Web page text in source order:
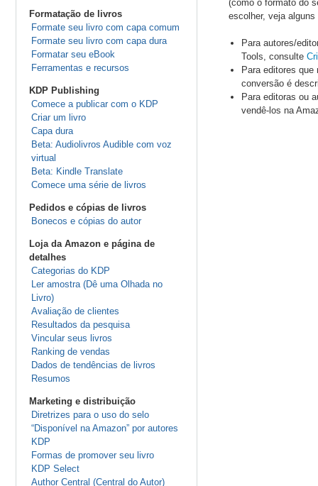
Formatação de livros
Formate seu livro com capa comum
Formate seu livro com capa dura
Formatar seu eBook
Ferramentas e recursos
KDP Publishing
Comece a publicar com o KDP
Criar um livro
Capa dura
Beta: Audiolivros Audible com voz
virtual
Beta: Kindle Translate
Comece uma série de livros
Pedidos e cópias de livros
Bonecos e cópias do autor
Loja da Amazon e página de
detalhes
Categorias do KDP
Ler amostra (Dê uma Olhada no
Livro)
Avaliação de clientes
Resultados da pesquisa
Vincular seus livros
Ranking de vendas
Dados de tendências de livros
Resumos
Marketing e distribuição
Diretrizes para o uso do selo
“Disponível na Amazon” por autores
KDP
Formas de promover seu livro
KDP Select
Author Central (Central do Autor)
(como o formato do
escolher, veja
Para autores/
Tools, consulte
Para editores
conversão é
Para editoras ou
vendê-los na